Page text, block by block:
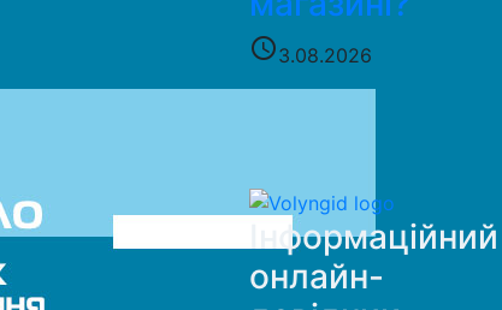
access_time3.08.2026
Інформаційний
онлайн-